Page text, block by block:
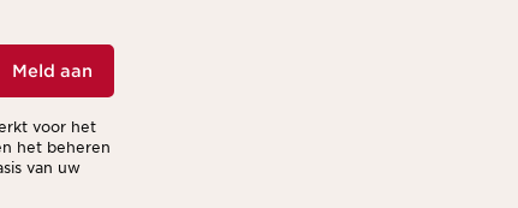
Meld aan
voor het
het beheren
van uw